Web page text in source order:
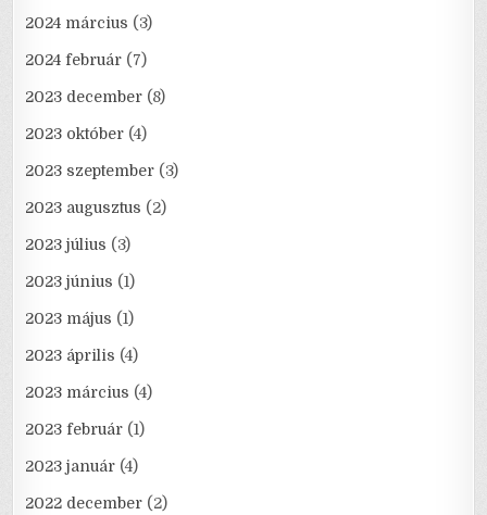
2024 március (3)
2024 február (7)
2023 december (8)
2023 október (4)
2023 szeptember (3)
2023 augusztus (2)
2023 július (3)
2023 június (1)
2023 május (1)
2023 április (4)
2023 március (4)
2023 február (1)
2023 január (4)
2022 december (2)